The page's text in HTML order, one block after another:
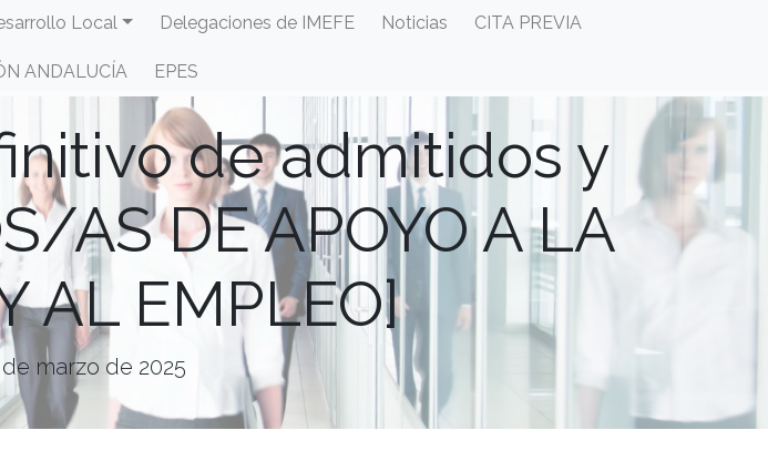
Local Delegaciones de IMEFE Noticias CITA PREVIA
ANDALUCÍA EPES
de admitidos y
AS DE APOYO A LA
AL EMPLEO]
marzo de 2025